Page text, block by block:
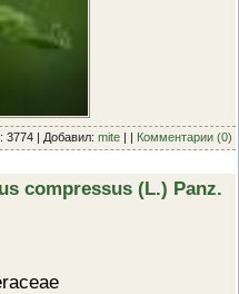
3774 | Добавил: mite | | Комментарии (0)
compressus (L.) Panz.